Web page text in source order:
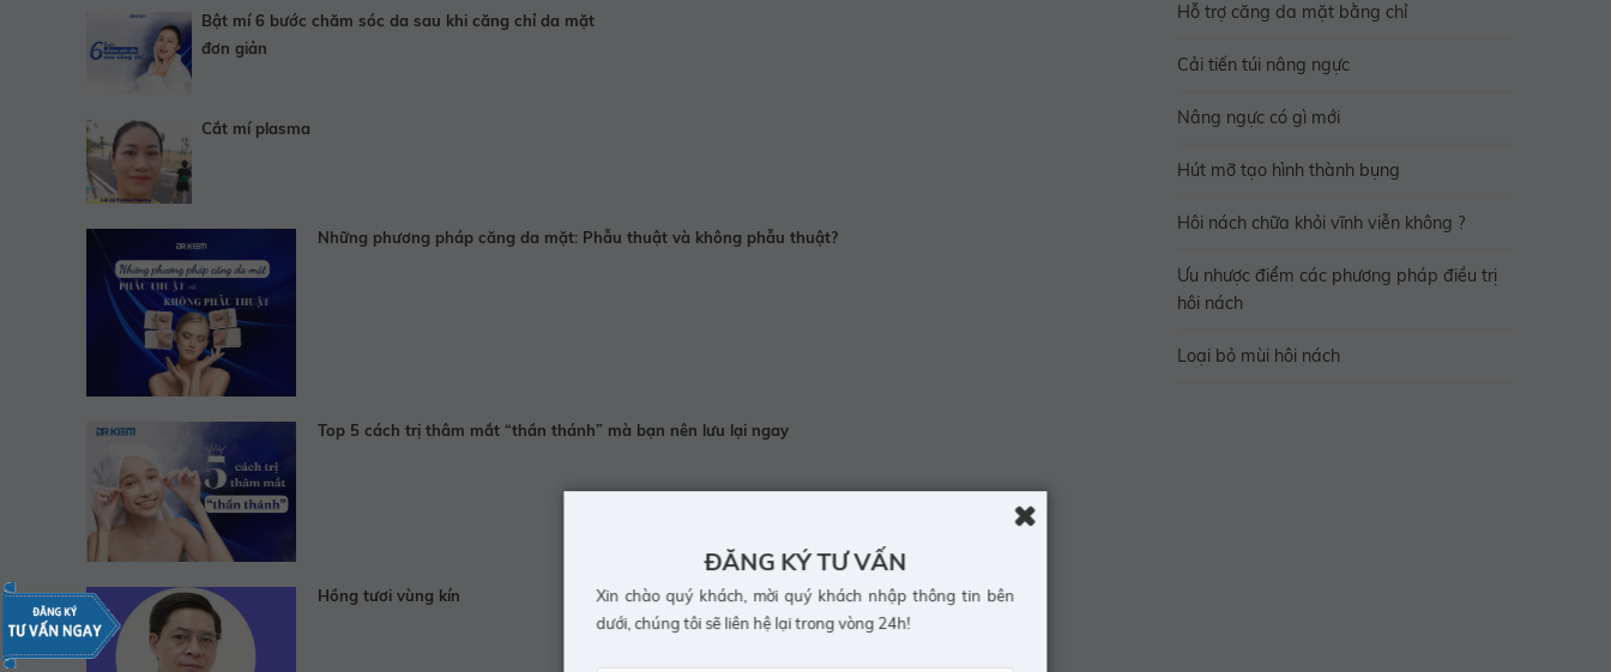
Bật mí 6 bước chăm sóc da sau khi căng chỉ da mặt
đơn giản
Cắt mí plasma
Những phương pháp căng da mặt: Phẫu thuật và không phẫu thuật?
Top 5 cách trị thâm mắt “thần thánh” mà bạn nên lưu lại ngay
Hồng tươi vùng kín
Hỗ trợ căng da mặt bằng chỉ
Cải tiến túi nâng ngực
Nâng ngực có gì mới
Hút mỡ tạo hình thành bụng
Hôi nách chữa khỏi vĩnh viễn không ?
Ưu nhược điểm các phương pháp điều trị
hôi nách
Loại bỏ mùi hôi nách
ĐĂNG KÝ TƯ VẤN
Xin chào quý khách, mời quý khách nhập thông tin bên
dưới, chúng tôi sẽ liên hệ lại trong vòng 24h!